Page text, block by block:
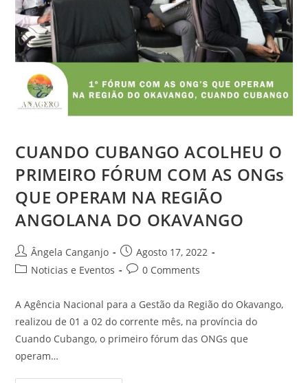
CUANDO CUBANGO ACOLHEU O
PRIMEIRO FÓRUM COM AS ONGs
QUE OPERAM NA REGIÃO
ANGOLANA DO OKAVANGO
Ângela Canganjo
Agosto 17, 2022
Noticias e Eventos
0 Comments
A Agência Nacional para a Gestão da Região do Okavango,
realizou de 01 a 02 do corrente mês, na província do
Cuando Cubango, o primeiro fórum das ONGs que
operam…